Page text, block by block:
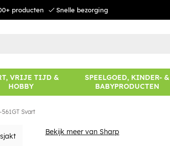
producten Snelle bezorging
VRIJE TIJD &
HOBBY
SPEELGOED, KINDER- &
BABYPRODUCTEN
561GT Svart
Bekijk meer van Sharp